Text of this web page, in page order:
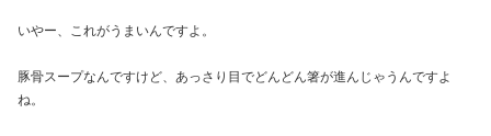
いやー、これがうまいんですよ。
豚骨スープなんですけど、あっさり目でどんどん箸が進んじゃうんですよ
ね。